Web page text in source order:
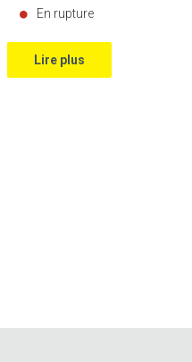
En rupture